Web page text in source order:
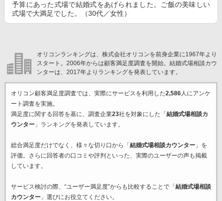
予算にあった式場で結婚式をあげられました。ご飯の美味しい
式場で大満足でした。（30代／女性）
オリコンランキングは、株式会社オリコンを前身企業に1967年より
スタート。2006年からは顧客満足度調査を開始。結婚式場相談カウ
ンターは、2017年よりランキングを発表しています。
オリコン顧客満足度調査では、実際にサービスを利用した2,586人にアンケ
ート調査を実施。
満足度に関する回答を基に、調査企業23社を対象にした「 結婚式場相談カ
ウンター」ランキングを発表しています。
総合満足度だけでなく、様々な切り口から「 結婚式場相談カウンター」を
評価。さらに回答者の口コミや評判といった、実際のユーザーの声も掲載
しています。
サービス検討の際、“ユーザー満足度”からも比較することで「 結婚式場相談
カウンター」選びにお役立てください。